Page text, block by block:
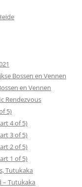
Bossen en Vennen
en Vennen
Rendezvous
5)
4 of 5)
3 of 5)
2 of 5)
1 of 5)
Tutukaka
– Tutukaka